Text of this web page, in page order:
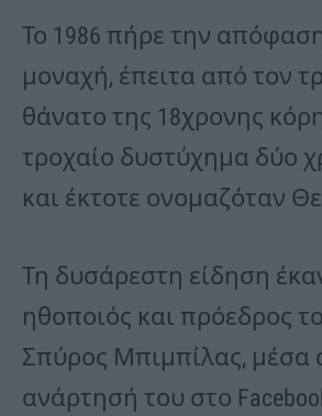
Το 1986 πήρε την απόφαση
μοναχή, έπειτα από τον
θάνατο της 18χρονης
τροχαίο δυστύχημα δύο
και έκτοτε ονομαζόταν
Τη δυσάρεστη είδηση
ηθοποιός και πρόεδρος
Σπύρος Μπιμπίλας, μέσα
ανάρτησή του στο